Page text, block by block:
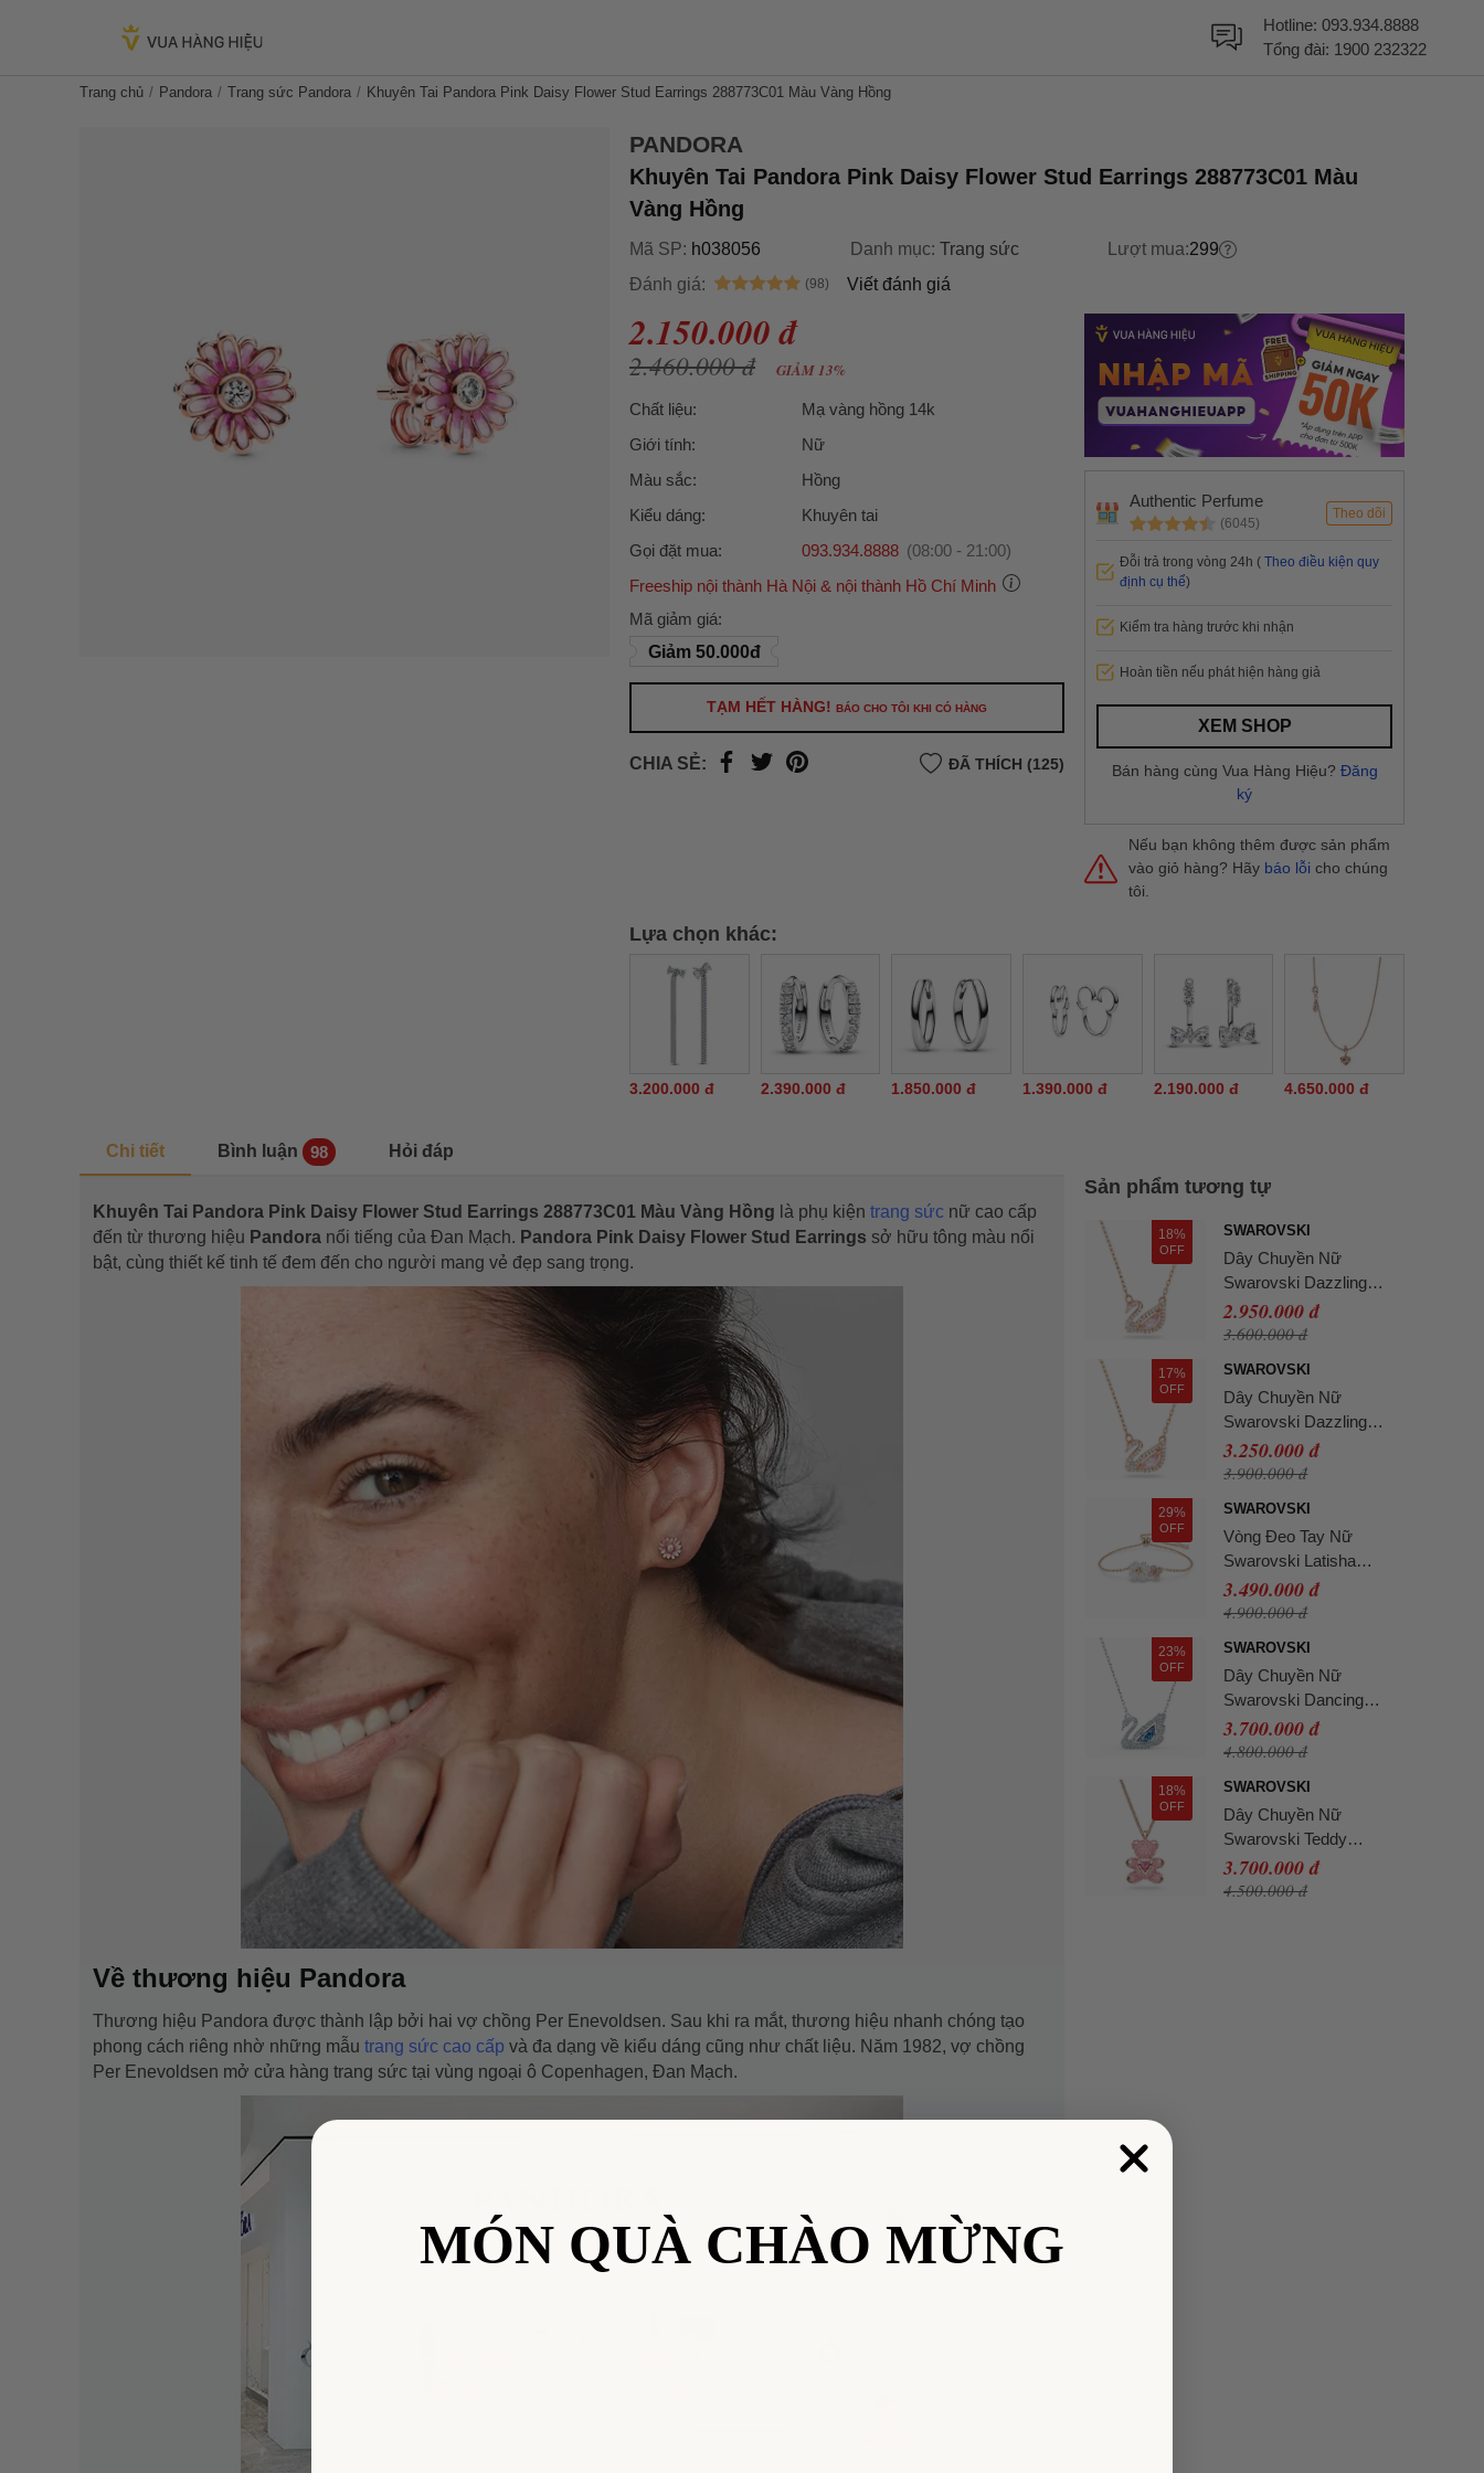
Hotline: 093.934.8888
Tổng đài: 1900 232322
Trang chủ Pandora Trang sức Pandora Khuyên Tai Pandora Pink Daisy Flower Stud Earrings 288773C01 Màu Vàng Hồng
PANDORA
Khuyên Tai Pandora Pink Daisy Flower Stud Earrings 288773C01 Màu
Vàng Hồng
Mã SP: h038056 Danh mục: Trang sức Lượt mua:299
Đánh giá:
Viết đánh giá
2.150.000 đ
2.460.000 đ GIẢM 13%
Chất liệu:
Mạ vàng hồng 14k
Giới tính:
Nữ
Màu sắc:
Hồng
Kiểu dáng:
Khuyên tai
Gọi đặt mua:
093.934.8888 (08:00 - 21:00)
Freeship nội thành Hà Nội & nội thành Hồ Chí Minh
Ưu đãi dành cho bạn
Miễn phí giao hàng
Hồ Chí Minh).
thành
Hồ Chí Minh
trong ngày hoặc Đơn hàng giao hỏa tốc theo yêu cầu
Mã giảm giá:
Giảm 50.000đ
TẠM HẾT HÀNG! BÁO CHO TÔI KHI CÓ HÀNG
CHIA SẺ: ĐÃ THÍCH (125)
Lựa chọn khác:
3.200.000 đ 2.390.000 đ 1.850.000 đ 1.390.000 đ 2.190.000 đ 4.650.000 đ
Chi tiết Bình luận 98 Hỏi đáp
Khuyên Tai Pandora Pink Daisy Flower Stud Earrings 288773C01 Màu Vàng Hồng là phụ kiện trang sức nữ cao cấp
đến từ thương hiệu Pandora nổi tiếng của Đan Mạch. Pandora Pink Daisy Flower Stud Earrings sở hữu tông màu nổi
bật, cùng thiết kế tinh tế đem đến cho người mang vẻ đẹp sang trọng.
Về thương hiệu Pandora
Thương hiệu Pandora được thành lập bởi hai vợ chồng Per Enevoldsen. Sau khi ra mắt, thương hiệu nhanh chóng tạo
phong cách riêng nhờ những mẫu trang sức cao cấp và đa dạng về kiểu dáng cũng như chất liệu. Năm 1982, vợ chồng
Per Enevoldsen mở cửa hàng trang sức tại vùng ngoại ô Copenhagen, Đan Mạch.
Sản phẩm tương tự
18%
OFF
SWAROVSKI
Dây Chuyền Nữ
Swarovski Dazzling
Swan Necklace Multi-
Colored Rose-Gold Tone
Vàng Hồng
2.950.000 đ
3.600.000 đ
17%
OFF
SWAROVSKI
Dây Chuyền Nữ
Swarovski Dazzling
Swan Necklace Multi-
Colored Rose-Gold Tone
Vàng Hồng
3.250.000 đ
3.900.000 đ
29%
OFF
SWAROVSKI
Vòng Đeo Tay Nữ
Swarovski Latisha
Bracelet Flower,
Multicolored, Rose Gold-
Màu Vàng Hồng
3.490.000 đ
4.900.000 đ
23%
OFF
SWAROVSKI
Dây Chuyền Nữ
Swarovski Dancing
Swan Necklace, Blue,
Rhodium Plated
3.700.000 đ
4.800.000 đ
18%
OFF
SWAROVSKI
Dây Chuyền Nữ
Swarovski Teddy
Pendant Bear 5642976
Màu Vàng Hồng
3.700.000 đ
4.500.000 đ
Authentic Perfume
(6045)
Theo dõi
Đỗi trả trong vòng 24h ( Theo điều kiện quy
định cụ thể)
Kiểm tra hàng trước khi nhận
Hoàn tiền nếu phát hiện hàng giả
XEM SHOP
Bán hàng cùng Vua Hàng Hiệu? Đăng
ký
Nếu bạn không thêm được sản phẩm
vào giỏ hàng? Hãy báo lỗi cho chúng
tôi.
MÓN QUÀ CHÀO MỪNG